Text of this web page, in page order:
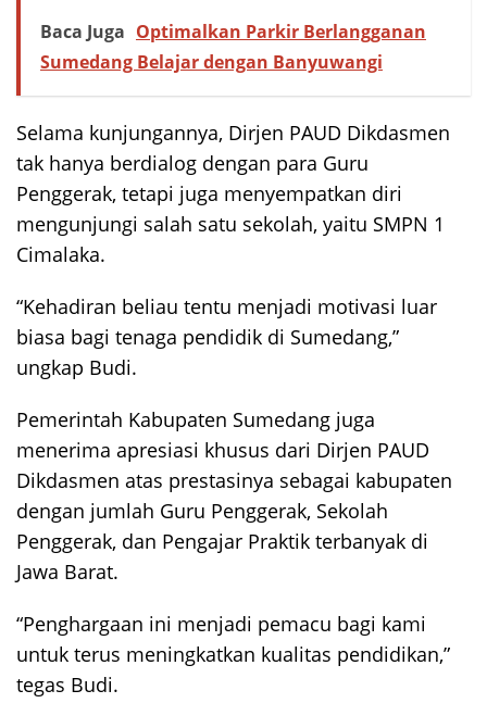
Baca Juga Optimalkan Parkir Berlangganan
Sumedang Belajar dengan Banyuwangi
Selama kunjungannya, Dirjen PAUD Dikdasmen
tak hanya berdialog dengan para Guru
Penggerak, tetapi juga menyempatkan diri
mengunjungi salah satu sekolah, yaitu SMPN 1
Cimalaka.
“Kehadiran beliau tentu menjadi motivasi luar
biasa bagi tenaga pendidik di Sumedang,”
ungkap Budi.
Pemerintah Kabupaten Sumedang juga
menerima apresiasi khusus dari Dirjen PAUD
Dikdasmen atas prestasinya sebagai kabupaten
dengan jumlah Guru Penggerak, Sekolah
Penggerak, dan Pengajar Praktik terbanyak di
Jawa Barat.
“Penghargaan ini menjadi pemacu bagi kami
untuk terus meningkatkan kualitas pendidikan,”
tegas Budi.